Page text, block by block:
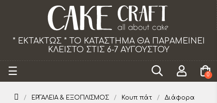
Το κατάστημα θα παραμείνει κλειστό τα
από 18/07 εως 29/08.
Toggle
navigation
☰ 0
ΕΡΓΑΛΕΙΑ & ΕΞΟΠΛΙΣΜΟΣ Κουπ πάτ
Διάφορα